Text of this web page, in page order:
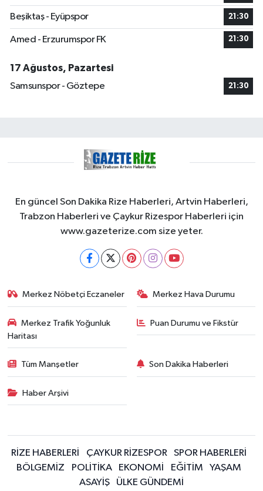
Beşiktaş - Eyüpspor 21:30
Amed - Erzurumspor FK 21:30
17 Ağustos, Pazartesi
Samsunspor - Göztepe
21:30
En güncel Son Dakika Rize Haberleri, Artvin Haberleri,
Trabzon Haberleri ve Çaykur Rizespor Haberleri için
www.gazeterize.com size yeter.
Merkez Nöbetçi Eczaneler Merkez Hava Durumu
Merkez Trafik Yoğunluk
Haritası
Puan Durumu ve Fikstür
Tüm Manşetler Son Dakika Haberleri
Haber Arşivi
RİZE HABERLERİ ÇAYKUR RİZESPOR
SPOR HABERLERİ
BÖLGEMİZ
POLİTİKA EKONOMİ EĞİTİM
YAŞAM
ASAYİŞ
ÜLKE GÜNDEMİ